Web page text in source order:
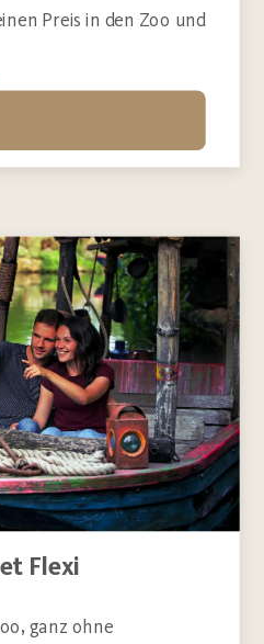
Preis in den Zoo und
Flexi
ganz ohne